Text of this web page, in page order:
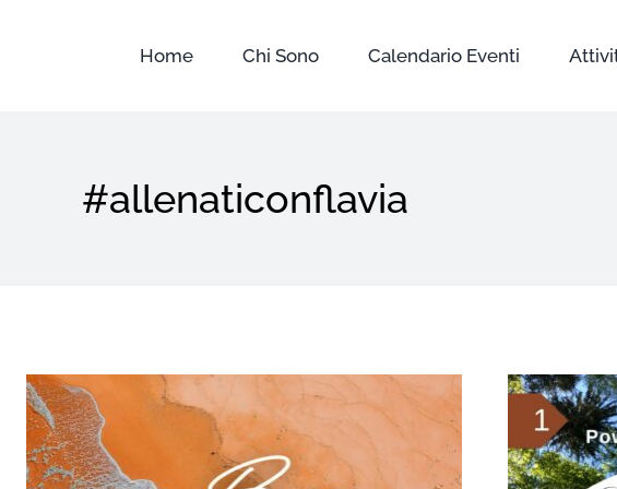
Home Chi Sono Calendario Eventi
#allenaticonflavia